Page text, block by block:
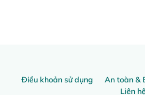
Điều khoản sử dụng An toàn &
Liên